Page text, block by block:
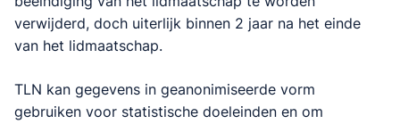
verwijderd, doch uiterlijk binnen 2 jaar na het einde
van het lidmaatschap.
TLN kan gegevens in geanonimiseerde vorm
gebruiken voor statistische doeleinden en om